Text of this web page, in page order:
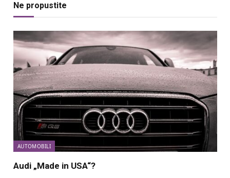
Ne propustite
AUTOMOBILI
Audi „Made in USA“?